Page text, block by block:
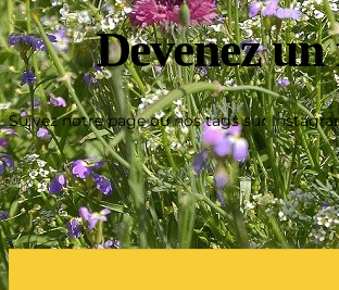
Devenez
Suivez notre page ou nos tags sur